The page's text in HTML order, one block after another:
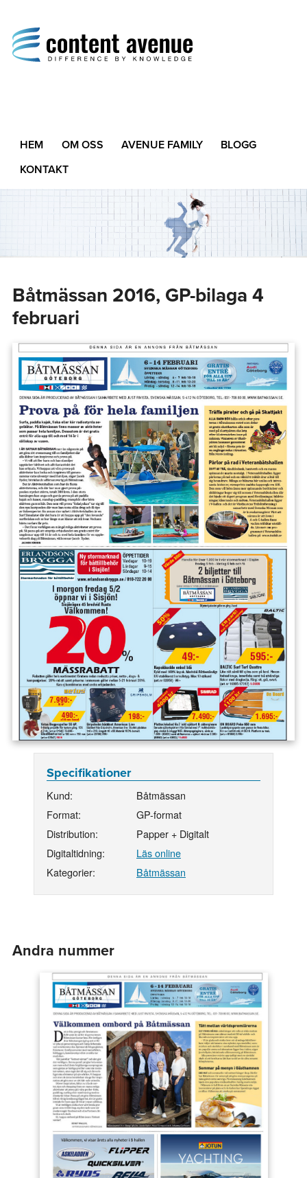
Difference by Knowledge
HEM OM OSS AVENUE FAMILY
BLOGG
KONTAKT
Båtmässan 2016, GP-bilaga 4
februari
Specifikationer
Kund:
Båtmässan
Format:
GP-format
Distribution:
Papper + Digitalt
Digitaltidning:
Läs online
Kategorier:
Båtmässan
Andra nummer